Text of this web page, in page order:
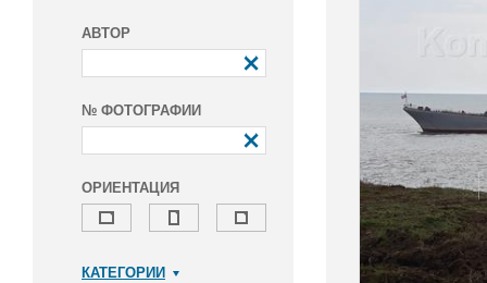
АВТОР
№ ФОТОГРАФИИ
ОРИЕНТАЦИЯ
КАТЕГОРИИ